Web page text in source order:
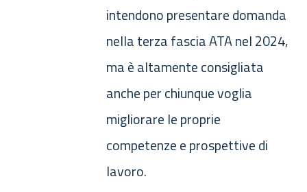
intendono presentare domanda
nella terza fascia ATA nel 2024,
ma è altamente consigliata
anche per chiunque voglia
migliorare le proprie
competenze e prospettive di
lavoro.